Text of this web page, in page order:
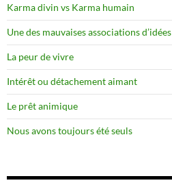
Karma divin vs Karma humain
Une des mauvaises associations d’idées
La peur de vivre
Intérêt ou détachement aimant
Le prêt animique
Nous avons toujours été seuls